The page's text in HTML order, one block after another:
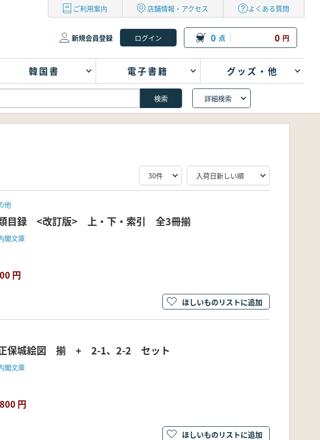
ご利用案内 店舗情報・アクセス よくある質問
新規会員登録 0 点 0 円
韓国書 電子書籍 グッズ・他
詳細検索
他
目録 <改訂版> 上・下・索引 全3冊揃
閣文庫
円
ほしいものリストに追加
保城絵図 揃 + 2-1、2-2 セット
閣文庫
円
ほしいものリストに追加